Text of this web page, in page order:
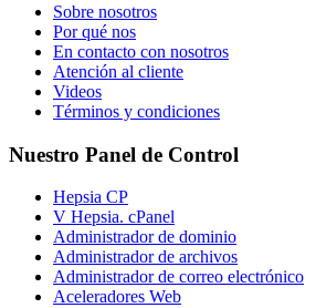
Sobre nosotros
Por qué nos
En contacto con nosotros
Atención al cliente
Videos
Términos y condiciones
Nuestro Panel de Control
Hepsia CP
V Hepsia. cPanel
Administrador de dominio
Administrador de archivos
Administrador de correo electrónico
Aceleradores Web